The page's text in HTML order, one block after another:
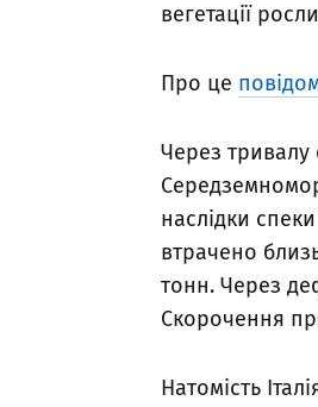
вегетації
Про це
Через тривалу
наслідки
втрачено
тонн. Через
Скорочення
Натомість